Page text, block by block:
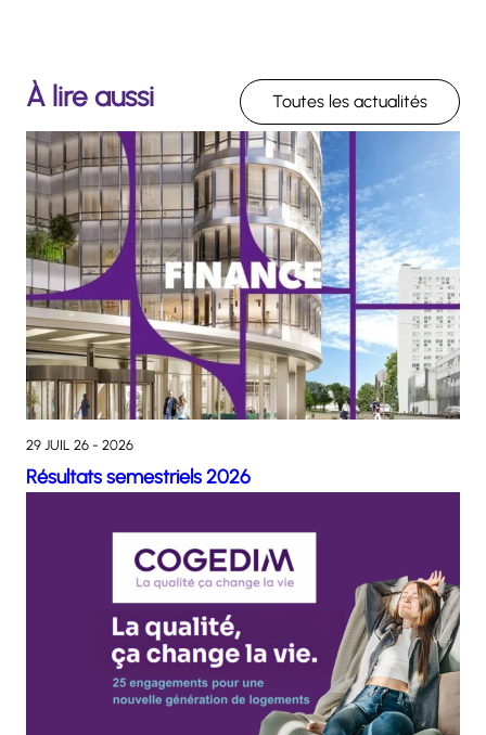
À lire aussi Toutes les actualités
29 JUIL 26 - 2026
Résultats semestriels 2026